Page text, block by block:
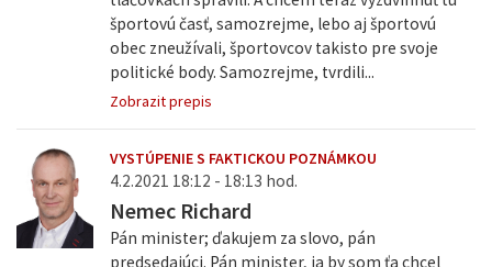
športovú časť, samozrejme, lebo aj športovú
obec zneužívali, športovcov takisto pre svoje
politické body. Samozrejme, tvrdili...
Zobrazit prepis
VYSTÚPENIE S FAKTICKOU POZNÁMKOU
4.2.2021 18:12 - 18:13 hod.
Nemec Richard
Pán minister; ďakujem za slovo, pán
predsedajúci. Pán minister, ja by som ťa chcel